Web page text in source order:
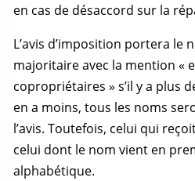
en cas de désaccord sur la
L’avis d’imposition portera le
majoritaire avec la mention «
copropriétaires » s’il y a plus
en a moins, tous les noms
l’avis. Toutefois, celui qui
celui dont le nom vient en
alphabétique.